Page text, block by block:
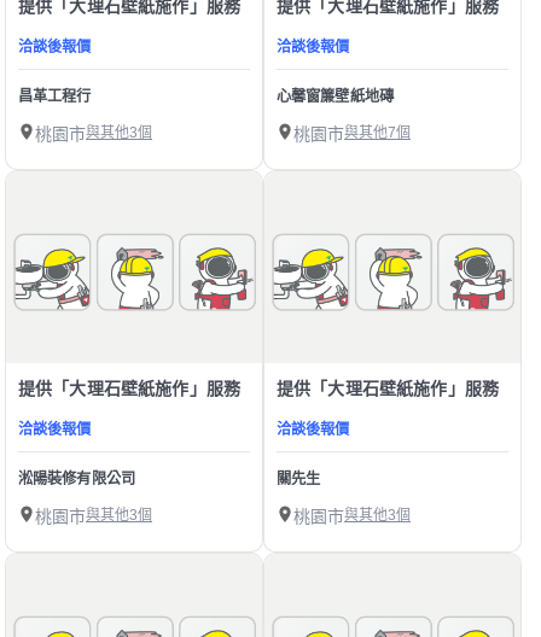
提供「大理石壁紙施作」服務
洽談後報價
昌革工程行
桃園市與其他3個
提供「大理石壁紙施作」服務
洽談後報價
心馨窗簾壁紙地磚
桃園市與其他7個
提供「大理石壁紙施作」服務
洽談後報價
淞陽裝修有限公司
桃園市與其他3個
提供「大理石壁紙施作」服務
洽談後報價
關先生
桃園市與其他3個